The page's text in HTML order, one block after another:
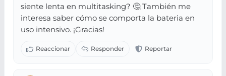
siente lenta en multitasking? 🤔 También me
interesa saber cómo se comporta la bateria en
uso intensivo. ¡Gracias!